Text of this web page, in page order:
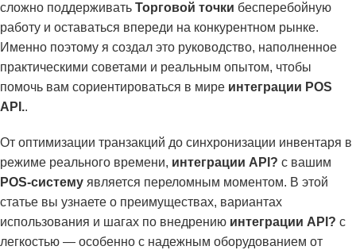
сложно поддерживать Торговой точки бесперебойную
работу и оставаться впереди на конкурентном рынке.
Именно поэтому я создал это руководство, наполненное
практическими советами и реальным опытом, чтобы
помочь вам сориентироваться в мире интеграции POS
API..
От оптимизации транзакций до синхронизации инвентаря в
режиме реального времени, интеграции API? с вашим
POS-систему является переломным моментом. В этой
статье вы узнаете о преимуществах, вариантах
использования и шагах по внедрению интеграции API? с
легкостью — особенно с надежным оборудованием от